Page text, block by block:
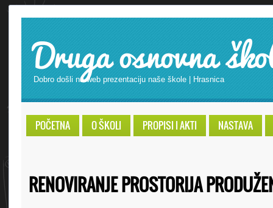
Druga osnovna
Dobro došli na web prezentaciju naše škole | Hrasnica
POČETNA O ŠKOLI PROPISI I AKTI NASTAVA
RENOVIRANJE PROSTORIJA